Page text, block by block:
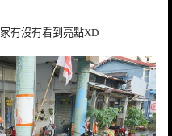
有沒有看到亮點XD